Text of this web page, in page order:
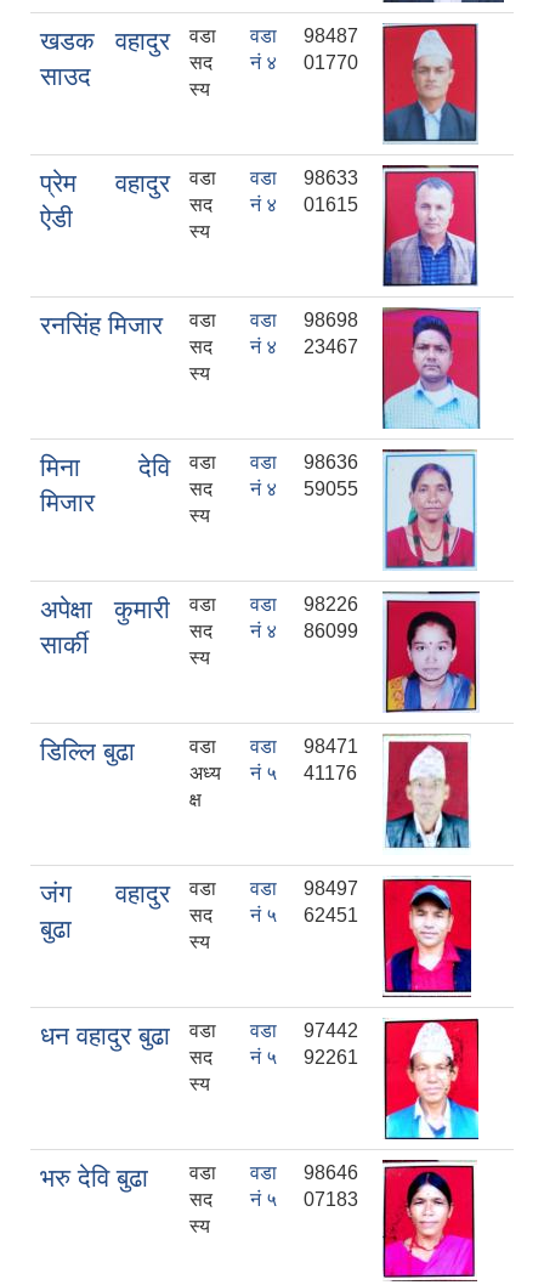
खडक वहादुर
साउद
वडा
सद
स्य
वडा
नं ४
98487
01770
प्रेम वहादुर
ऐडी
वडा
सद
स्य
वडा
नं ४
98633
01615
रनसिंह मिजार
वडा
सद
स्य
वडा
नं ४
98698
23467
मिना देवि
मिजार
वडा
सद
स्य
वडा
नं ४
98636
59055
अपेक्षा कुमारी
सार्की
वडा
सद
स्य
वडा
नं ४
98226
86099
डिल्लि बुढा
वडा
अध्य
क्ष
वडा
नं ५
98471
41176
जंग वहादुर
बुढा
वडा
सद
स्य
वडा
नं ५
98497
62451
धन वहादुर बुढा
वडा
सद
स्य
वडा
नं ५
97442
92261
भरु देवि बुढा
वडा
सद
स्य
वडा
नं ५
98646
07183